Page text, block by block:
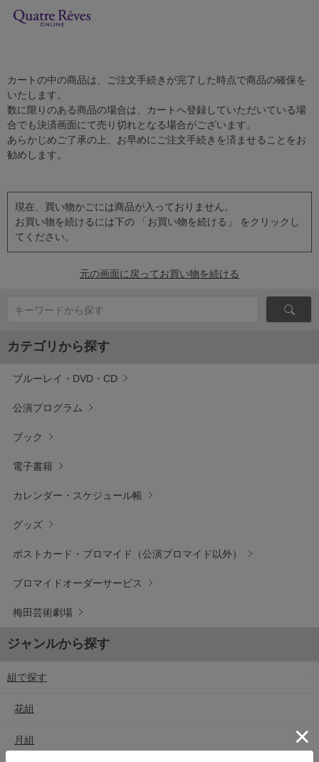
カートの中の商品は、ご注文手続きが完了した時点で商品の確保を
いたします。
数に限りのある商品の場合は、カートへ登録していただいている場
合でも決済画面にて売り切れとなる場合がございます。
あらかじめご了承の上、お早めにご注文手続きを済ませることをお
勧めします。
現在、買い物かごには商品が入っておりません。
お買い物を続けるには下の 「お買い物を続ける」 をクリックし
てください。
元の画面に戻ってお買い物を続ける
キーワードから探す
カテゴリから探す
ブルーレイ・DVD・CD
公演プログラム
ブック
電子書籍
カレンダー・スケジュール帳
グッズ
ポストカード・ブロマイド（公演ブロマイド以外）
ブロマイドオーダーサービス
梅田芸術劇場
ジャンルから探す
組で探す
花組
月組